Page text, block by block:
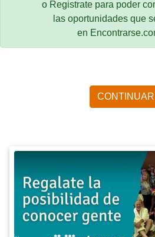
o Registrate para poder
las oportunidades que
en